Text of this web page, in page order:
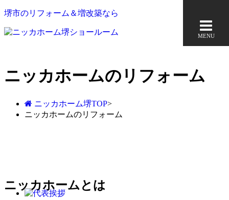
堺市のリフォーム＆増改築なら
MENU
ニッカホームのリフォーム
ニッカホーム堺TOP>
ニッカホームのリフォーム
ニッカホームとは